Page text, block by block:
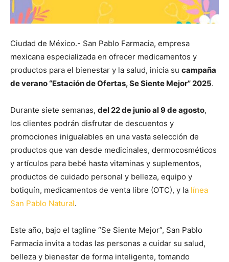
Ciudad de México.- San Pablo Farmacia, empresa
mexicana especializada en ofrecer medicamentos y
productos para el bienestar y la salud, inicia su campaña
de verano “Estación de Ofertas, Se Siente Mejor” 2025.
Durante siete semanas, del 22 de junio al 9 de agosto,
los clientes podrán disfrutar de descuentos y
promociones inigualables en una vasta selección de
productos que van desde medicinales, dermocosméticos
y artículos para bebé hasta vitaminas y suplementos,
productos de cuidado personal y belleza, equipo y
botiquín, medicamentos de venta libre (OTC), y la línea
San Pablo Natural.
Este año, bajo el tagline “Se Siente Mejor”, San Pablo
Farmacia invita a todas las personas a cuidar su salud,
belleza y bienestar de forma inteligente, tomando